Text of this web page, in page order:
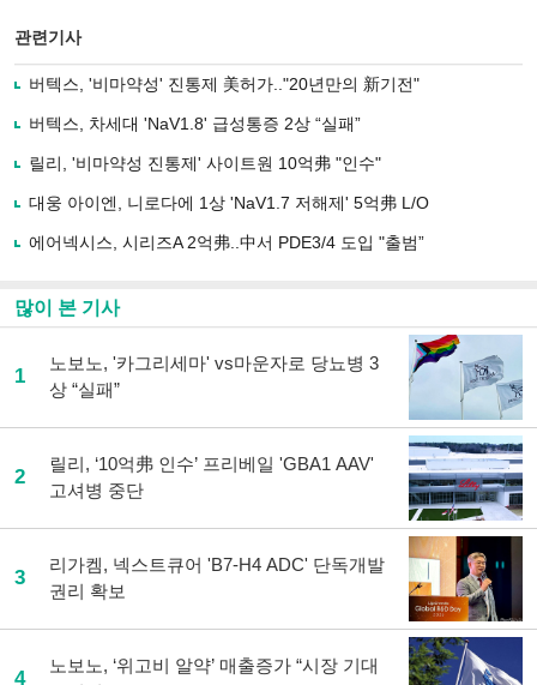
로
기
사
유
기
관련기사
버텍스, '비마약성' 진통제 美허가.."20년만의 新기전"
버텍스, 차세대 'NaV1.8' 급성통증 2상 “실패”
릴리, '비마약성 진통제' 사이트원 10억弗 "인수"
대웅 아이엔, 니로다에 1상 'NaV1.7 저해제' 5억弗 L/O
에어넥시스, 시리즈A 2억弗..中서 PDE3/4 도입 "출범”
많이 본 기사
1
노보노, '카그리세마' vs마운자로 당뇨병 3
상 “실패”
2
릴리, ‘10억弗 인수’ 프리베일 'GBA1 AAV'
고셔병 중단
3
리가켐, 넥스트큐어 'B7-H4 ADC' 단독개발
권리 확보
4
노보노, ‘위고비 알약’ 매출증가 “시장 기대